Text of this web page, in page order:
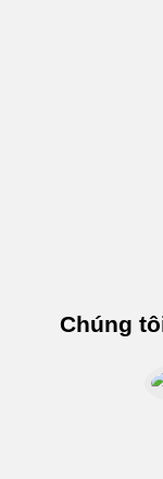
Chúng